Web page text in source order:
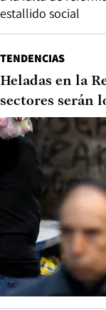
estallido social
TENDENCIAS
Heladas en la
sectores serán